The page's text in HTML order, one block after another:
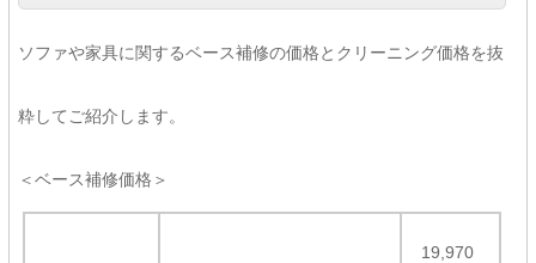
ソファや家具に関するベース補修の価格とクリーニング価格を抜
粋してご紹介します。
＜ベース補修価格＞
19,970